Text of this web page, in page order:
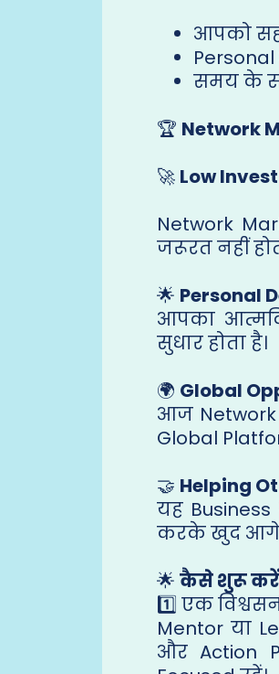
आपको
समय के
🏆 Network
🚀 Low
Network
जरूरत नहीं
🌟 Personal
आपका
सुधार होता है।
🌍 Global
आज Network
Global
🤝 Helping
यह
करके खुद आगे
🌟 कैसे शुरू
1️⃣ एक
Mentor या
और Action